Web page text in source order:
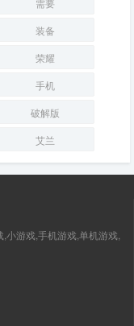
需要
装备
荣耀
手机
破解版
艾兰
游戏,手机游戏,单机游戏,